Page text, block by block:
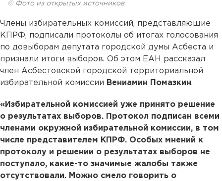
© Фото из открытых источников
Члены избирательных комиссий, представляющие
КПРФ, подписали протоколы об итогах голосования
по довыборам депутата городской думы Асбеста и
признали итоги выборов. Об этом ЕАН рассказал
член Асбестовской городской территориальной
избирательной комиссии Вениамин Помазкин.
«Избирательной комиссией уже принято решение
о результатах выборов. Протокол подписан всеми
членами окружной избирательной комиссии, в том
числе представителем КПРФ. Особых мнений к
протоколу и решении о результатах выборов не
поступало, какие-то значимые жалобы также
отсутствовали. Можно смело говорить о